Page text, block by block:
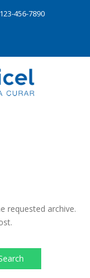
456-7890
requested archive.